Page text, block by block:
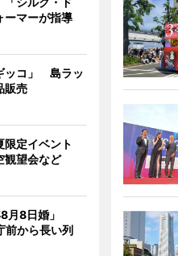
ーマーが指導
ッコ」 島ラッ
販売
限定イベント
観望会など
8月8日婚」
前から長い列